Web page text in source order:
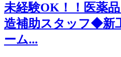
未経験OK！！医薬
造補助スタッフ◆新
ーム...